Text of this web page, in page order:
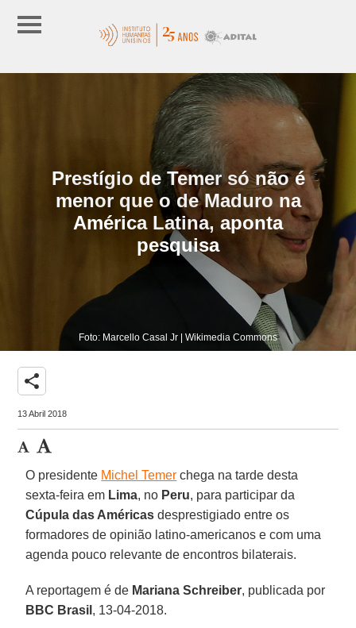
Prestígio de Temer só não é
menor que o de Maduro na
América Latina, aponta
pesquisa
Foto: Marcello Casal Jr | Wikimedia Commons
share
13 Abril 2018
O presidente Michel Temer chega na tarde desta
sexta-feira em Lima, no Peru, para participar da
Cúpula das Américas desprestigiado entre os
formadores de opinião latino-americanos e com uma
agenda pouco relevante de encontros bilaterais.
A reportagem é de Mariana Schreiber, publicada por
BBC Brasil , 13-04-2018.